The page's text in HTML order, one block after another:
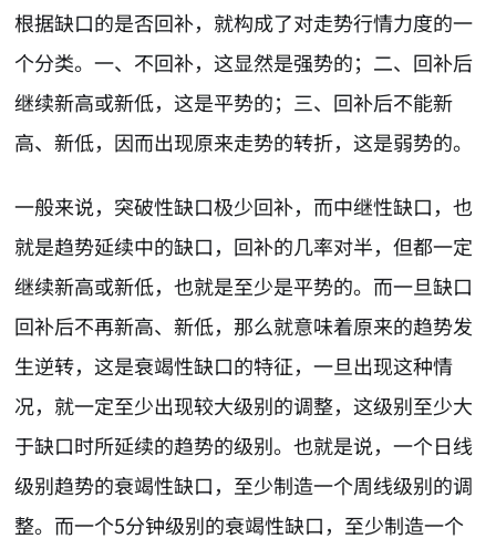
根据缺口的是否回补，就构成了对走势行情力度的一
个分类。一、不回补，这显然是强势的；二、回补后
继续新高或新低，这是平势的；三、回补后不能新
高、新低，因而出现原来走势的转折，这是弱势的。
一般来说，突破性缺口极少回补，而中继性缺口，也
就是趋势延续中的缺口，回补的几率对半，但都一定
继续新高或新低，也就是至少是平势的。而一旦缺口
回补后不再新高、新低，那么就意味着原来的趋势发
生逆转，这是衰竭性缺口的特征，一旦出现这种情
况，就一定至少出现较大级别的调整，这级别至少大
于缺口时所延续的趋势的级别。也就是说，一个日线
级别趋势的衰竭性缺口，至少制造一个周线级别的调
整。而一个5分钟级别的衰竭性缺口，至少制造一个